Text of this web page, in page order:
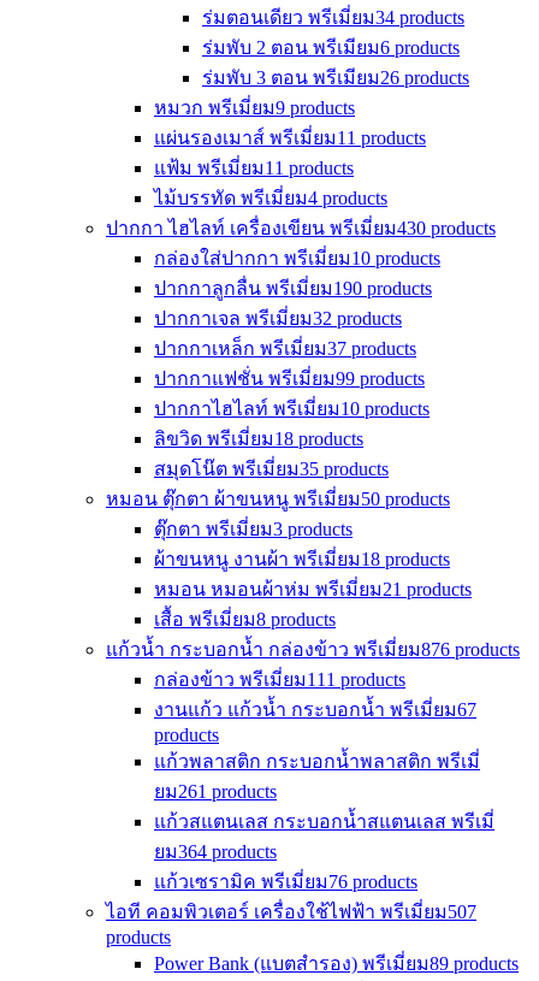
ร่มตอนเดียว พรีเมี่ยม34 products
ร่มพับ 2 ตอน พรีเมียม6 products
ร่มพับ 3 ตอน พรีเมียม26 products
หมวก พรีเมี่ยม9 products
แผ่นรองเมาส์ พรีเมี่ยม11 products
แฟ้ม พรีเมี่ยม11 products
ไม้บรรทัด พรีเมี่ยม4 products
ปากกา ไฮไลท์ เครื่องเขียน พรีเมี่ยม430 products
กล่องใส่ปากกา พรีเมี่ยม10 products
ปากกาลูกลื่น พรีเมี่ยม190 products
ปากกาเจล พรีเมี่ยม32 products
ปากกาเหล็ก พรีเมี่ยม37 products
ปากกาแฟชั่น พรีเมี่ยม99 products
ปากกาไฮไลท์ พรีเมี่ยม10 products
ลิขวิด พรีเมี่ยม18 products
สมุดโน๊ต พรีเมี่ยม35 products
หมอน ตุ๊กตา ผ้าขนหนู พรีเมี่ยม50 products
ตุ๊กตา พรีเมี่ยม3 products
ผ้าขนหนู งานผ้า พรีเมี่ยม18 products
หมอน หมอนผ้าห่ม พรีเมี่ยม21 products
เสื้อ พรีเมี่ยม8 products
แก้วน้ำ กระบอกน้ำ กล่องข้าว พรีเมี่ยม876 products
กล่องข้าว พรีเมี่ยม111 products
งานแก้ว แก้วน้ำ กระบอกน้ำ พรีเมี่ยม67
products
แก้วพลาสติก กระบอกน้ำพลาสติก พรีเมี่
ยม261 products
แก้วสแตนเลส กระบอกน้ำสแตนเลส พรีเมี่
ยม364 products
แก้วเซรามิค พรีเมี่ยม76 products
ไอที คอมพิวเตอร์ เครื่องใช้ไฟฟ้า พรีเมี่ยม507
products
Power Bank (แบตสำรอง) พรีเมี่ยม89 products